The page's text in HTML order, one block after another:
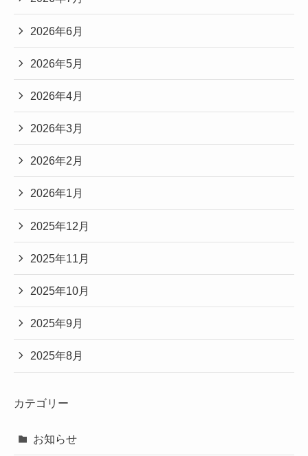
2026年6月
2026年5月
2026年4月
2026年3月
2026年2月
2026年1月
2025年12月
2025年11月
2025年10月
2025年9月
2025年8月
カテゴリー
お知らせ